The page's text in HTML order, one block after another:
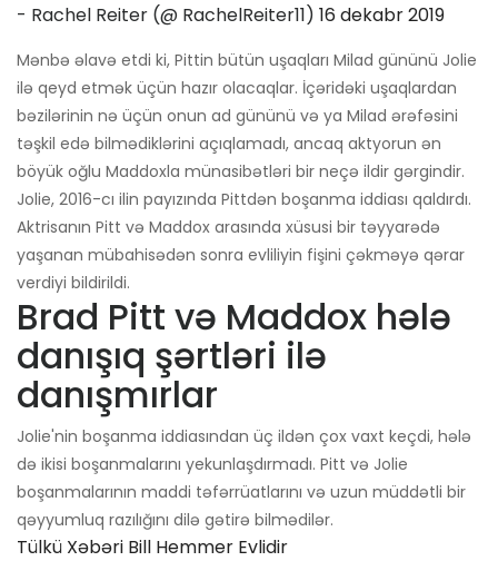
- Rachel Reiter (@ RachelReiter11) 16 dekabr 2019
Mənbə əlavə etdi ki, Pittin bütün uşaqları Milad gününü Jolie
ilə qeyd etmək üçün hazır olacaqlar. İçəridəki uşaqlardan
bəzilərinin nə üçün onun ad gününü və ya Milad ərəfəsini
təşkil edə bilmədiklərini açıqlamadı, ancaq aktyorun ən
böyük oğlu Maddoxla münasibətləri bir neçə ildir gərgindir.
Jolie, 2016-cı ilin payızında Pittdən boşanma iddiası qaldırdı.
Aktrisanın Pitt və Maddox arasında xüsusi bir təyyarədə
yaşanan mübahisədən sonra evliliyin fişini çəkməyə qərar
verdiyi bildirildi.
Brad Pitt və Maddox hələ
danışıq şərtləri ilə
danışmırlar
Jolie'nin boşanma iddiasından üç ildən çox vaxt keçdi, hələ
də ikisi boşanmalarını yekunlaşdırmadı. Pitt və Jolie
boşanmalarının maddi təfərrüatlarını və uzun müddətli bir
qəyyumluq razılığını dilə gətirə bilmədilər.
Tülkü Xəbəri Bill Hemmer Evlidir